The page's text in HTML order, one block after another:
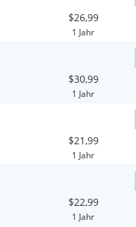
$26,99
1 Jahr
$30,99
1 Jahr
$21,99
1 Jahr
$22,99
1 Jahr